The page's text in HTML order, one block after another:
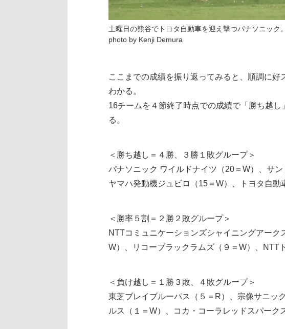
土曜日の熊谷でトヨタ自動車を迎え撃つパナソニッ
photo by Kenji Demura
ここまでの成績を振り返ってみると、順調に
わかる。
16チームを４節終了時点での成績で「勝ち越
る。
＜勝ち越し＝４勝、３勝１敗グループ＞
パナソニック ワイルドナイツ（20＝W）、サ
ヤマハ発動機ジュビロ（15＝W）、トヨタ自動
＜勝率５割＝２勝２敗グループ＞
NTTコミュニケーションズシャイニングアー
W）、リコーブラックラムズ（９＝W）、NTT
＜負け越し＝１勝３敗、４敗グループ＞
東芝ブレイブルーパス（５＝R）、宗像サニッ
ルス（１＝W）、コカ・コーラレッドスパーク